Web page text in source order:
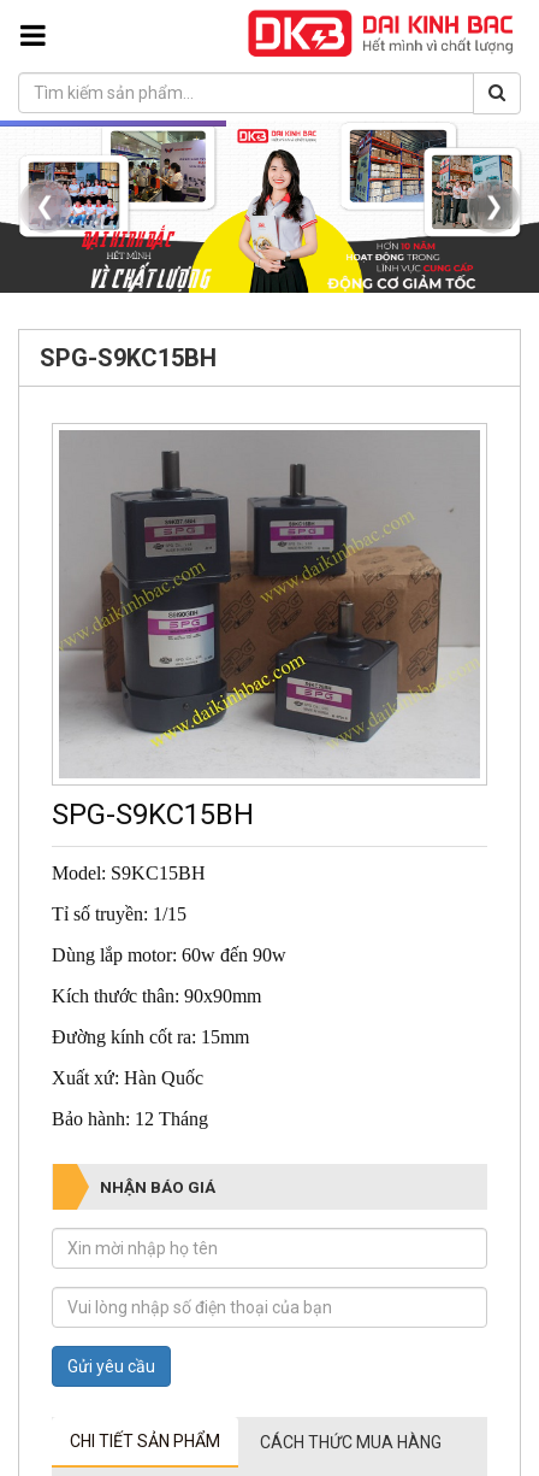
❮ ❯
SPG-S9KC15BH
SPG-S9KC15BH
Model: S9KC15BH
Tỉ số truyền: 1/15
Dùng lắp motor: 60w đến 90w
Kích thước thân: 90x90mm
Đường kính cốt ra: 15mm
Xuất xứ: Hàn Quốc
Bảo hành: 12 Tháng
NHẬN BÁO GIÁ
Gửi yêu cầu
CHI TIẾT SẢN PHẨM CÁCH THỨC MUA HÀNG